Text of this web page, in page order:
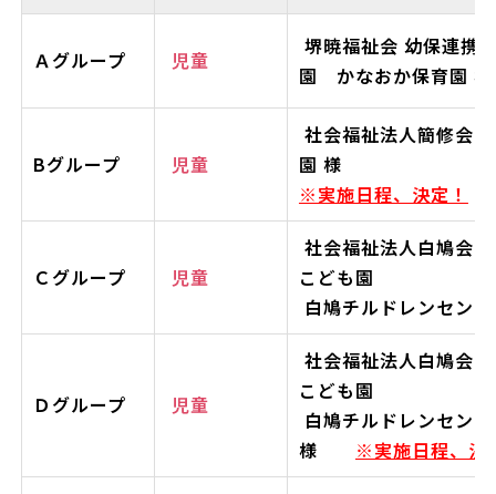
Ａグループ 児童
堺暁福祉会 幼保連携
園 かなおか保育園 様
Bグループ 児童
社会福祉法人簡修会
園 様
※実施日程、決定！
Ｃグループ 児童
社会福祉法人白鳩会
こども園
白鳩チルドレンセン
Ｄグループ 児童
社会福祉法人白鳩会
こども園
白鳩チルドレンセン
様 ※実施日程、決